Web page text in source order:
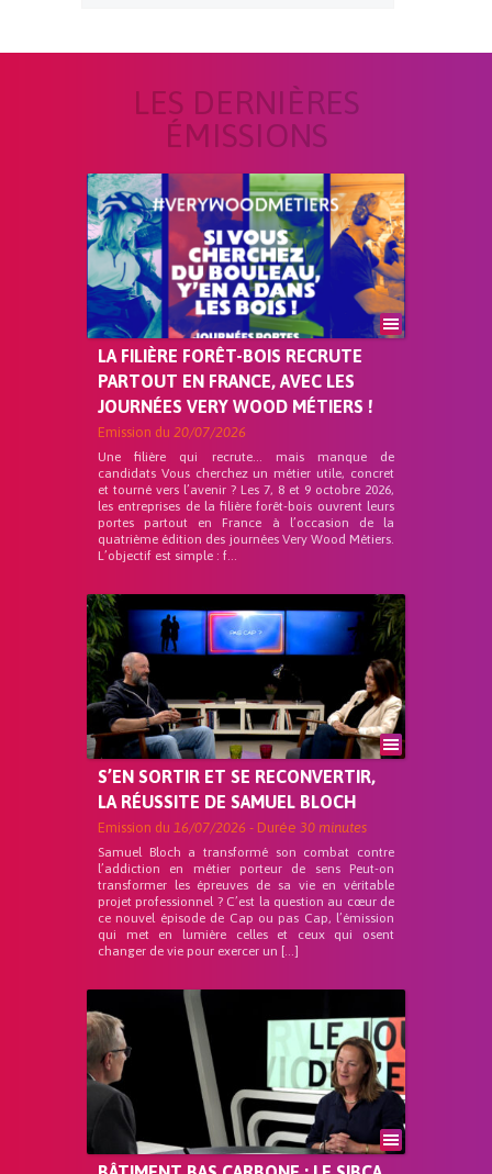
LES DERNIÈRES
ÉMISSIONS
LA FILIÈRE FORÊT-BOIS RECRUTE
PARTOUT EN FRANCE, AVEC LES
JOURNÉES VERY WOOD MÉTIERS !
Emission du 20/07/2026
Une filière qui recrute… mais manque de
candidats Vous cherchez un métier utile, concret
et tourné vers l’avenir ? Les 7, 8 et 9 octobre 2026,
les entreprises de la filière forêt-bois ouvrent leurs
portes partout en France à l’occasion de la
quatrième édition des journées Very Wood Métiers.
L’objectif est simple : f...
S’EN SORTIR ET SE RECONVERTIR,
LA RÉUSSITE DE SAMUEL BLOCH
Emission du 16/07/2026 - Durée 30 minutes
Samuel Bloch a transformé son combat contre
l’addiction en métier porteur de sens Peut-on
transformer les épreuves de sa vie en véritable
projet professionnel ? C’est la question au cœur de
ce nouvel épisode de Cap ou pas Cap, l’émission
qui met en lumière celles et ceux qui osent
changer de vie pour exercer un […]